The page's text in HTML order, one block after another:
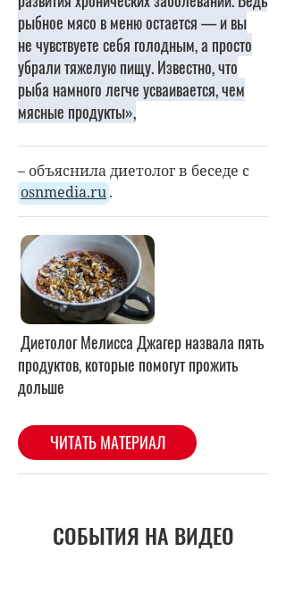
рыбное мясо в меню остается — и вы
не чувствуете себя голодным, а просто
убрали тяжелую пищу. Известно, что
рыба намного легче усваивается, чем
мясные продукты»,
– объяснила диетолог в беседе с
osnmedia.ru.
Диетолог Мелисса Джагер назвала пять
продуктов, которые помогут прожить
дольше
ЧИТАТЬ МАТЕРИАЛ
СОБЫТИЯ НА ВИДЕО